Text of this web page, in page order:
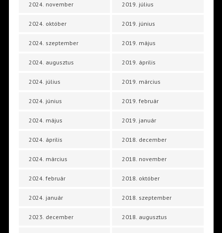
2024. november
2024. október
2024. szeptember
2024. augusztus
2024. július
2024. június
2024. május
2024. április
2024. március
2024. február
2024. január
2023. december
2019. július
2019. június
2019. május
2019. április
2019. március
2019. február
2019. január
2018. december
2018. november
2018. október
2018. szeptember
2018. augusztus